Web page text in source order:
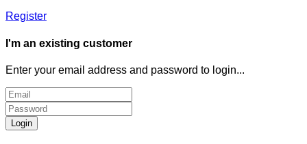
Register
I'm an existing customer
Enter your email address and password to login...
Login